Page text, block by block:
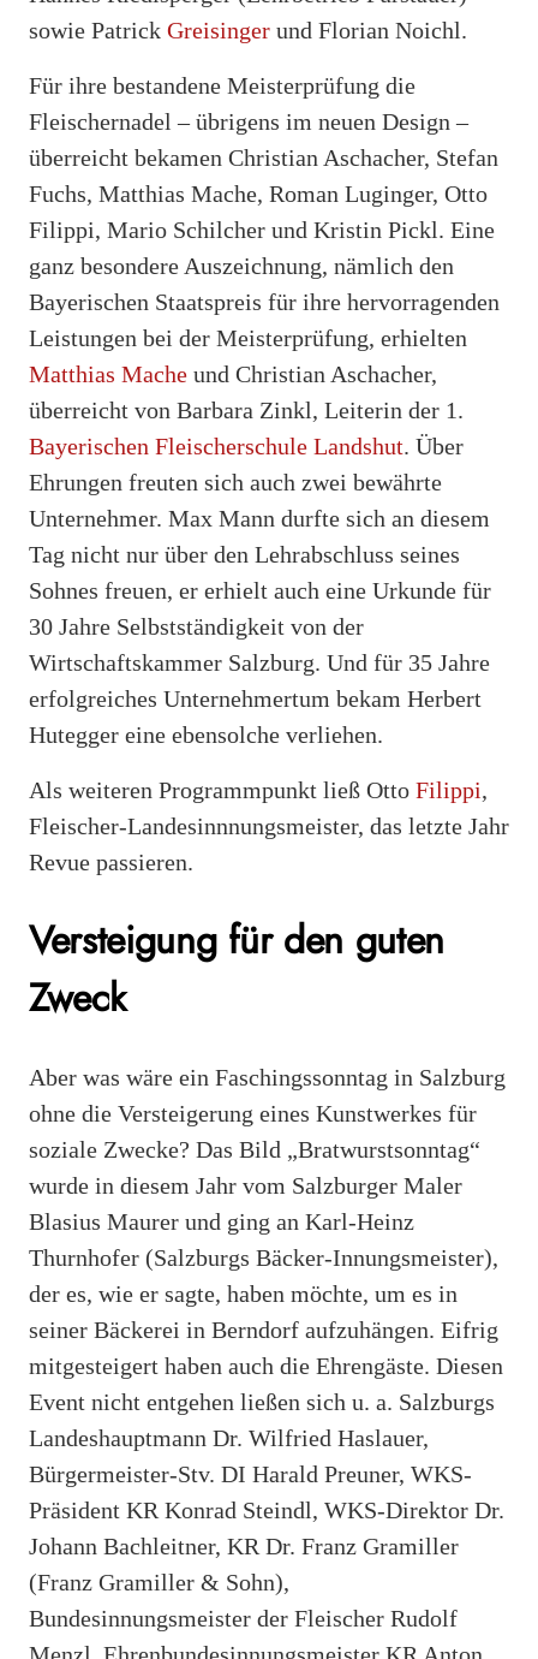
sowie Patrick Greisinger und Florian Noichl.
Für ihre bestandene Meisterprüfung die
Fleischernadel – übrigens im neuen Design –
überreicht bekamen Christian Aschacher, Stefan
Fuchs, Matthias Mache, Roman Luginger, Otto
Filippi, Mario Schilcher und Kristin Pickl. Eine
ganz besondere Auszeichnung, nämlich den
Bayerischen Staatspreis für ihre hervorragenden
Leistungen bei der Meisterprüfung, erhielten
Matthias Mache und Christian Aschacher,
überreicht von Barbara Zinkl, Leiterin der 1.
Bayerischen Fleischerschule Landshut. Über
Ehrungen freuten sich auch zwei bewährte
Unternehmer. Max Mann durfte sich an diesem
Tag nicht nur über den Lehrabschluss seines
Sohnes freuen, er erhielt auch eine Urkunde für
30 Jahre Selbstständigkeit von der
Wirtschaftskammer Salzburg. Und für 35 Jahre
erfolgreiches Unternehmertum bekam Herbert
Hutegger eine ebensolche verliehen.
Als weiteren Programmpunkt ließ Otto Filippi,
Fleischer-Landesinnnungsmeister, das letzte Jahr
Revue passieren.
Versteigung für den guten
Zweck
Aber was wäre ein Faschingssonntag in Salzburg
ohne die Versteigerung eines Kunstwerkes für
soziale Zwecke? Das Bild „Bratwurstsonntag“
wurde in diesem Jahr vom Salzburger Maler
Blasius Maurer und ging an Karl-Heinz
Thurnhofer (Salzburgs Bäcker-Innungsmeister),
der es, wie er sagte, haben möchte, um es in
seiner Bäckerei in Berndorf aufzuhängen. Eifrig
mitgesteigert haben auch die Ehrengäste. Diesen
Event nicht entgehen ließen sich u. a. Salzburgs
Landeshauptmann Dr. Wilfried Haslauer,
Bürgermeister-Stv. DI Harald Preuner, WKS-
Präsident KR Konrad Steindl, WKS-Direktor Dr.
Johann Bachleitner, KR Dr. Franz Gramiller
(Franz Gramiller & Sohn),
Bundesinnungsmeister der Fleischer Rudolf